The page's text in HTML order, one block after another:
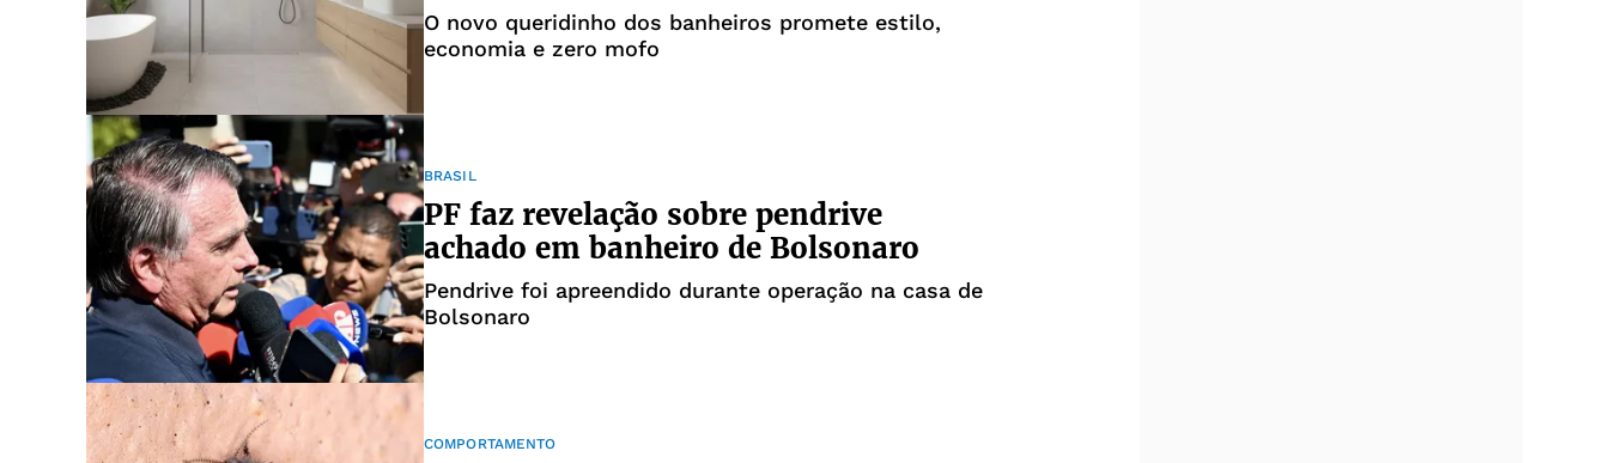
O novo queridinho dos banheiros promete estilo,
economia e zero mofo
BRASIL
PF faz revelação sobre pendrive
achado em banheiro de Bolsonaro
Pendrive foi apreendido durante operação na casa de
Bolsonaro
COMPORTAMENTO